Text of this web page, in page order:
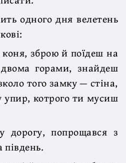
одного дня велетень
зброю й поїдеш на
горами, знайдеш
того замку — стіна,
упир, котрого ти мусиш
дорогу, попрощався з
південь.